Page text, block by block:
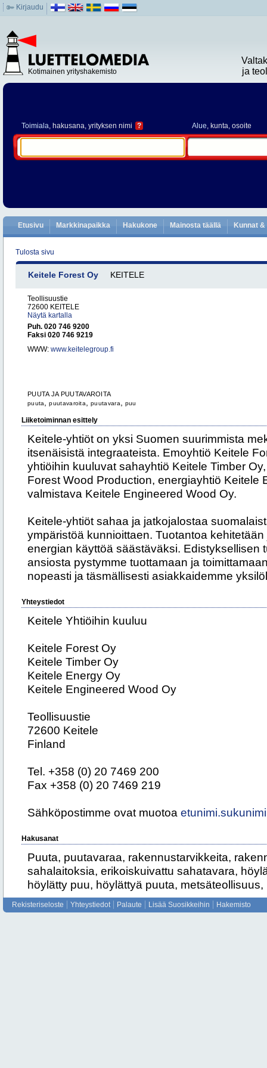
Kirjaudu
Kotimainen yrityshakemisto
ja
Toimiala, hakusana, yrityksen nimi ? Alue, kunta, osoite
Etusivu Markkinapaikka Hakukone Mainosta täällä Kunnat
Tulosta sivu
Keitele Forest Oy KEITELE
Teollisuustie
72600 KEITELE
Näytä kartalla
Puh. 020 746 9200
Faksi 020 746 9219
WWW: www.keitelegroup.fi
PUUTA JA PUUTAVAROITA
puuta ,puutavaroita ,puutavara puu
Liiketoiminnan esittely
Keitele-yhtiöt on yksi Suomen suurimmista
itsenäisistä integraateista. Emoyhtiö Keitele
yhtiöihin kuuluvat sahayhtiö Keitele Timber
Forest Wood Production, energiayhtiö Keitele
valmistava Keitele Engineered Wood Oy.
Keitele-yhtiöt sahaa ja jatkojalostaa
ympäristöä kunnioittaen. Tuotantoa
energian käyttöä säästäväksi. Edistyksellisen
ansiosta pystymme tuottamaan ja
nopeasti ja täsmällisesti asiakkaidemme
Yhteystiedot
Keitele Yhtiöihin kuuluu
Keitele Forest Oy
Keitele Timber Oy
Keitele Energy Oy
Keitele Engineered Wood Oy
Teollisuustie
72600 Keitele
Finland
Tel. +358 (0) 20 7469 200
Fax +358 (0) 20 7469 219
Sähköpostimme ovat muotoa
Hakusanat
Puuta, puutavaraa, rakennustarvikkeita,
sahalaitoksia, erikoiskuivattu sahatavara,
höylätty puu, höylättyä puuta,
Rekisteriseloste Yhteystiedot Palaute Lisää Suosikkeihin Hakemisto